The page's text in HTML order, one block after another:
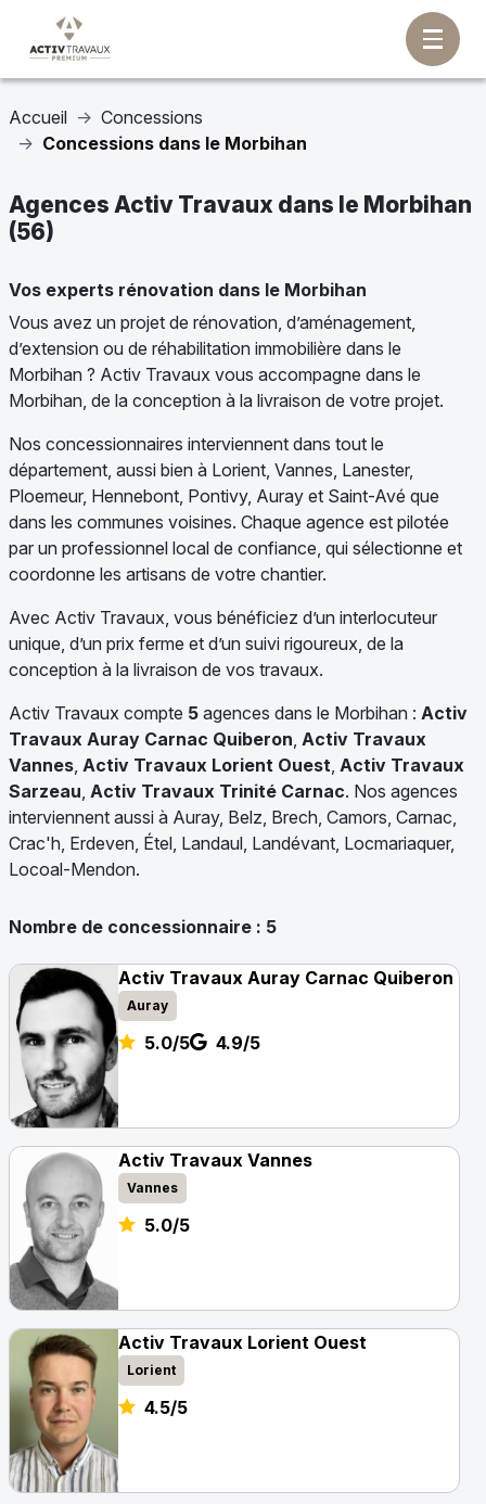
Accueil
Concessions
Concessions dans le Morbihan
Agences Activ Travaux dans le Morbihan
(56)
Vos experts rénovation dans le Morbihan
Vous avez un projet de rénovation, d’aménagement,
d’extension ou de réhabilitation immobilière dans le
Morbihan ? Activ Travaux vous accompagne dans le
Morbihan, de la conception à la livraison de votre projet.
Nos concessionnaires interviennent dans tout le
département, aussi bien à Lorient, Vannes, Lanester,
Ploemeur, Hennebont, Pontivy, Auray et Saint-Avé que
dans les communes voisines. Chaque agence est pilotée
par un professionnel local de confiance, qui sélectionne et
coordonne les artisans de votre chantier.
Avec Activ Travaux, vous bénéficiez d’un interlocuteur
unique, d’un prix ferme et d’un suivi rigoureux, de la
conception à la livraison de vos travaux.
Activ Travaux compte 5 agences dans le Morbihan : Activ
Travaux Auray Carnac Quiberon, Activ Travaux
Vannes, Activ Travaux Lorient Ouest, Activ Travaux
Sarzeau, Activ Travaux Trinité Carnac. Nos agences
interviennent aussi à Auray, Belz, Brech, Camors, Carnac,
Crac'h, Erdeven, Étel, Landaul, Landévant, Locmariaquer,
Locoal-Mendon.
Nombre de concessionnaire : 5
Activ Travaux Auray Carnac Quiberon
Auray
5.0/5 4.9/5
Activ Travaux Vannes
Vannes
5.0/5
Activ Travaux Lorient Ouest
Lorient
4.5/5